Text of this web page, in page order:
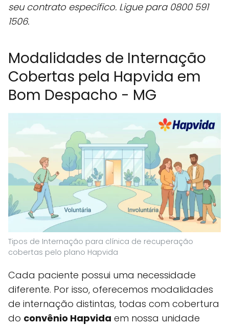
seu contrato específico. Ligue para 0800 591
1506.
Modalidades de Internação
Cobertas pela Hapvida em
Bom Despacho - MG
Tipos de Internação para clínica de recuperação
cobertas pelo plano Hapvida
Cada paciente possui uma necessidade
diferente. Por isso, oferecemos modalidades
de internação distintas, todas com cobertura
do convênio Hapvida em nossa unidade